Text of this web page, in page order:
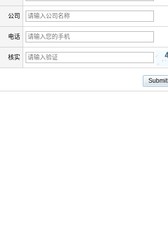
公司
电话
核实